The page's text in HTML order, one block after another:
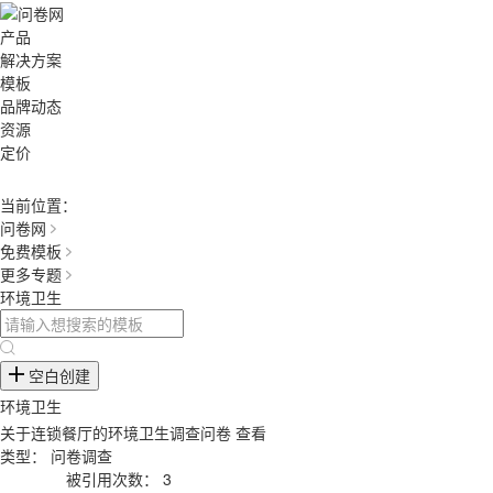
产品
解决方案
模板
品牌动态
资源
定价
当前位置：
问卷网
免费模板
更多专题
环境卫生
空白创建
环境卫生
关于连锁餐厅的环境卫生调查问卷 查看
类型：
问卷调查
被引用次数：
3